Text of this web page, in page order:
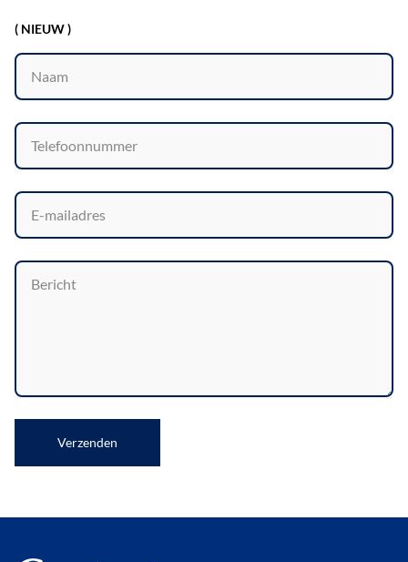
( NIEUW )
Verzenden